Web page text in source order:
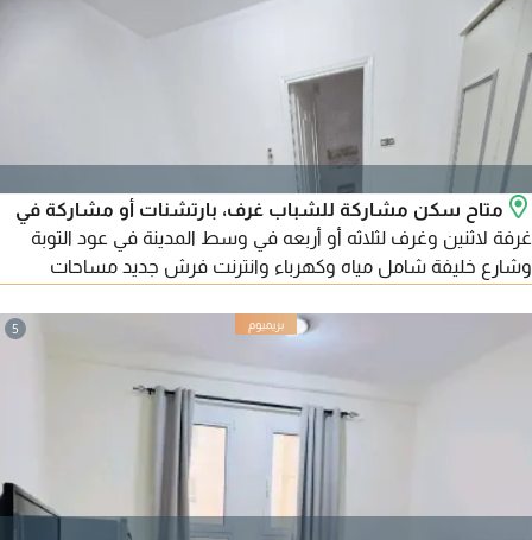
متاح سكن مشاركة للشباب غرف، بارتشنات أو مشاركة في
غرفة لاثنين وغرف لثلاثه أو أربعه في وسط المدينة في عود التوبة
وشارع خليفة شامل مياه وكهرباء وانترنت فرش جديد مساحات
5